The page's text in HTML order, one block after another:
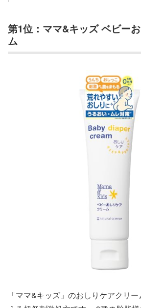
第1位：ママ&キッズ ベビー
ム
「ママ&キッズ」のおしりケアクリ